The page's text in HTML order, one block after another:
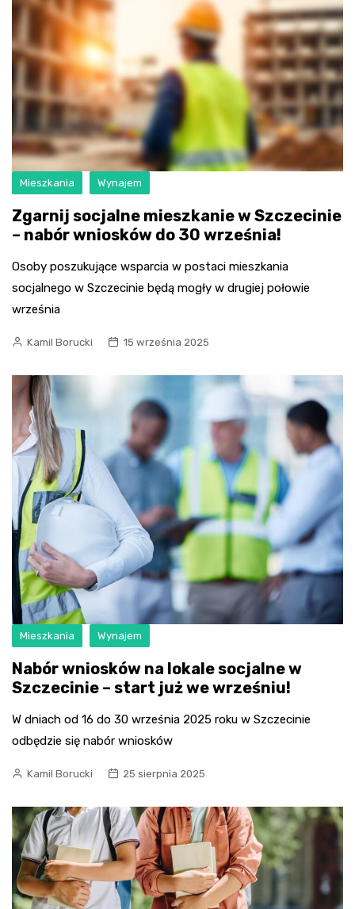
Mieszkania Wynajem
Zgarnij socjalne mieszkanie w Szczecinie
– nabór wniosków do 30 września!
Osoby poszukujące wsparcia w postaci mieszkania
socjalnego w Szczecinie będą mogły w drugiej połowie
września
Kamil Borucki 15 września 2025
Mieszkania Wynajem
Nabór wniosków na lokale socjalne w
Szczecinie – start już we wrześniu!
W dniach od 16 do 30 września 2025 roku w Szczecinie
odbędzie się nabór wniosków
Kamil Borucki 25 sierpnia 2025